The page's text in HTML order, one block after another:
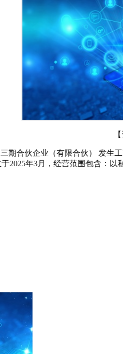
期合伙企业（有限合伙） 发
2025年3月，经营范围包含：以